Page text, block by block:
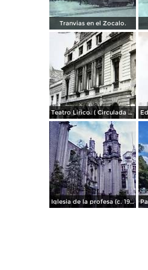
Tranvias en el Zocalo.
Teatro Lirico. ( Circulada el 1 de Agosto de 1926 ).
Iglesia de la profesa (c. 1950)